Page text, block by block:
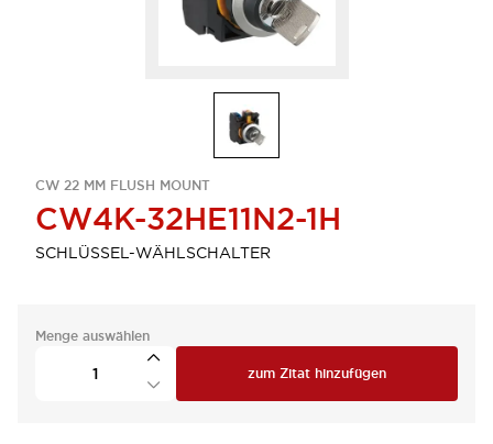
CW 22 MM FLUSH MOUNT
CW4K-32HE11N2-1H
SCHLÜSSEL-WÄHLSCHALTER
Menge auswählen
zum Zitat hinzufügen